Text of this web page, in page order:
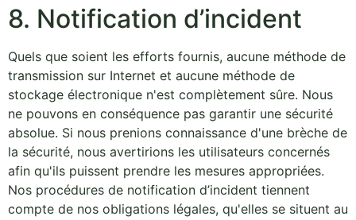
8. Notification d’incident
Quels que soient les efforts fournis, aucune méthode de
transmission sur Internet et aucune méthode de
stockage électronique n'est complètement sûre. Nous
ne pouvons en conséquence pas garantir une sécurité
absolue. Si nous prenions connaissance d'une brèche de
la sécurité, nous avertirions les utilisateurs concernés
afin qu'ils puissent prendre les mesures appropriées.
Nos procédures de notification d’incident tiennent
compte de nos obligations légales, qu'elles se situent au